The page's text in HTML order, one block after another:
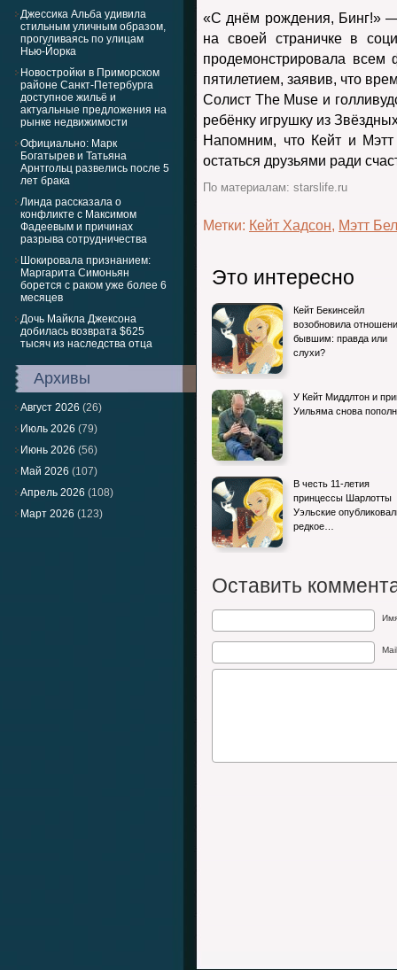
Джессика Альба удивила
стильным уличным образом,
прогуливаясь по улицам
Нью-Йорка
Новостройки в Приморском
районе Санкт-Петербурга
доступное жильё и
актуальные предложения на
рынке недвижимости
Официально: Марк
Богатырев и Татьяна
Арнтгольц развелись после 5
лет брака
Линда рассказала о
конфликте с Максимом
Фадеевым и причинах
разрыва сотрудничества
Шокировала признанием:
Маргарита Симоньян
борется с раком уже более 6
месяцев
Дочь Майкла Джексона
добилась возврата $625
тысяч из наследства отца
Архивы
Август 2026 (26)
Июль 2026 (79)
Июнь 2026 (56)
Май 2026 (107)
Апрель 2026 (108)
Март 2026 (123)
«С днём рождения, Бинг!»
на своей страничке в
продемонстрировала
пятилетием, заявив, что
Солист The Muse и
ребёнку игрушку из
Напомним, что Кейт и
остаться друзьями ради
По материалам: starslife.ru
Метки: Кейт Хадсон, Мэтт
Это интересно
Кейт Бекинсейл
возобновила
бывшим: правда или
слухи?
У Кейт Миддлтон и
Уильяма снова
В честь 11-летия
принцессы Шарлотты
Уэльские
редкое…
Оставить